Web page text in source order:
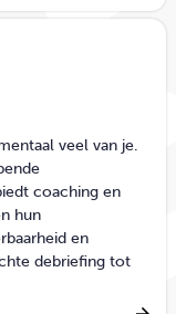
veel van je.
coaching en
hun
en
debriefing tot